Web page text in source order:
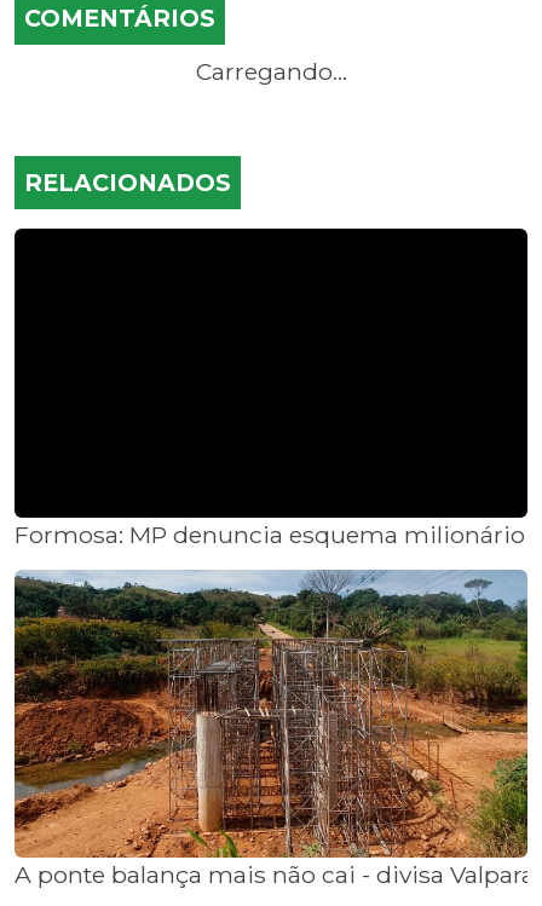
COMENTÁRIOS
Carregando...
RELACIONADOS
Formosa: MP denuncia esquema milionário
A ponte balança mais não cai - divisa